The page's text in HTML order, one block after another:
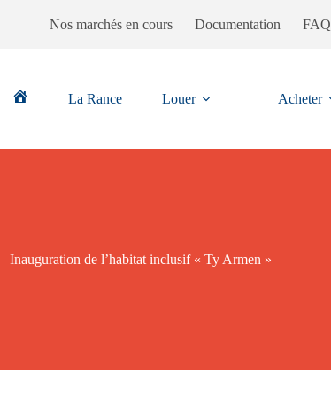
Nos marchés en cours Documentation FAQ
Accueil La Rance Louer Acheter
Inauguration de l’habitat inclusif « Ty Armen »